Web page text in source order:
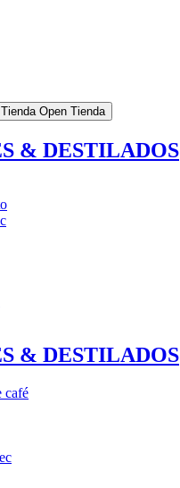
Open Tienda
& DESTILADOS
& DESTILADOS
café